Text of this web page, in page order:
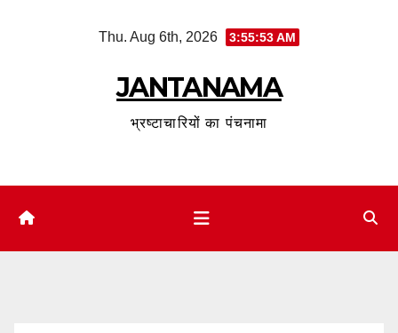
Thu. Aug 6th, 2026 3:55:54 AM
JANTANAMA
भ्रष्टाचारियों का पंचनामा